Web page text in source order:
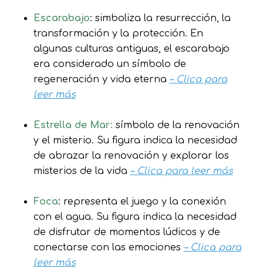
Escarabajo: simboliza la resurrección, la
transformación y la protección. En
algunas culturas antiguas, el escarabajo
era considerado un símbolo de
regeneración y vida eterna – Clica para
leer más
Estrella de Mar: símbolo de la renovación
y el misterio. Su figura indica la necesidad
de abrazar la renovación y explorar los
misterios de la vida – Clica para leer más
Foca: representa el juego y la conexión
con el agua. Su figura indica la necesidad
de disfrutar de momentos lúdicos y de
conectarse con las emociones – Clica para
leer más